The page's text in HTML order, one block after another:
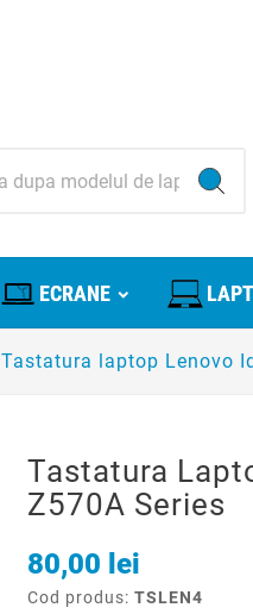
ECRANE
Tastatura laptop Lenovo
Tastatura
Z570A Series
80,00 lei
Cod produs: TSLEN4